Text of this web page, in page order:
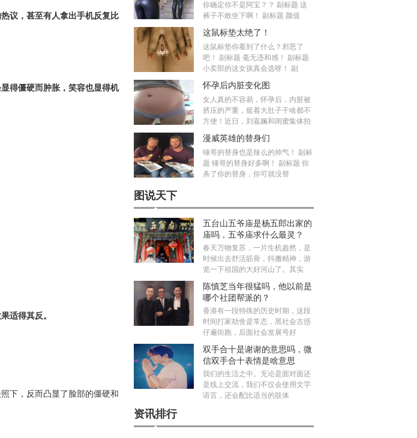
议，甚至有人拿出手机反复比
得僵硬而肿胀，笑容也显得机
适得其反。
下，反而凸显了脸部的僵硬和
你确定你不是阿宝？？ 副标题 这
裤子不敢坐下啊！ 副标题 颜值
这鼠标垫太绝了！
这鼠标垫你看到了什么？邪恶了
吧！ 副标题 毫无违和感！ 副标题
小卖部的这女孩真会选呀！ 副
怀孕后内脏变化图
女人真的不容易，怀孕后，内脏被
挤压的严重，挺着大肚子干啥都不
方便！近日，刘嘉姵和闺蜜集体拍
漫威英雄的替身们
锤哥的替身也是辣么的帅气！ 副标
题 锤哥的替身好多啊！ 副标题 你
杀了你的替身，你可就没替
图说天下
五台山五爷庙是杨五郎出家的
庙吗，五爷庙求什么最灵？
春天万物复苏，一片生机盎然，是
时候出去舒活筋骨，抖擞精神，游
览一下祖国的大好河山了。其实
陈慎芝当年很猛吗，他以前是
哪个社团帮派的？
香港有一段特殊的历史时期，这段
时间打家劫舍是常态，黑社会古惑
仔遍街跑，后面社会发展号好
双手合十是谢谢的意思吗，微
信双手合十表情是啥意思
我们的生活之中。无论是面对面还
是线上交流，我们不仅会使用文字
语言，还会配比适当的肢体
资讯排行